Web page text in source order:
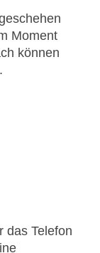
Moment
können
.
das Telefon